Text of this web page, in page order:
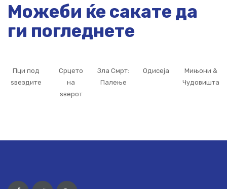
Можеби ќе сакате да
ги погледнете
Пци под
ѕвездите
Срцето
на
ѕверот
Зла Смрт:
Палење
Одисеја
Мињони &
Чудовишта